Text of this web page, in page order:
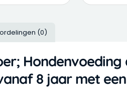
(0)
8 jaar met